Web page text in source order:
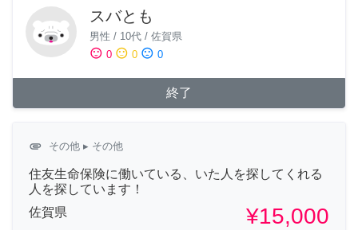
スバとも
男性 / 10代 / 佐賀県
sentiment_satisfied 0 sentiment_neutral 0 sentiment_dissatisfied 0
終了
attachment その他 ▸ その他
住友生命保険に働いている、いた人を探してくれる
人を探しています！
佐賀県
¥15,000